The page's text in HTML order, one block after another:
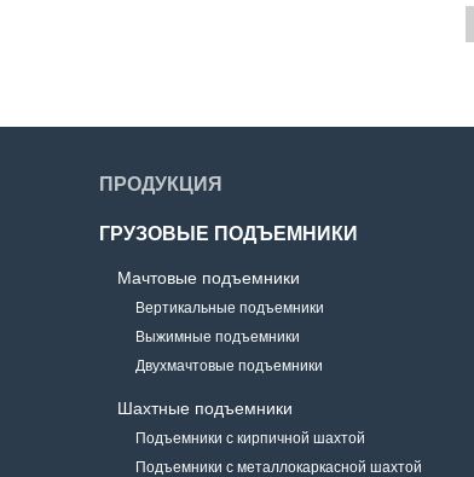
ПРОДУКЦИЯ
ГРУЗОВЫЕ ПОДЪЕМНИКИ
Мачтовые подъемники
Вертикальные подъемники
Выжимные подъемники
Двухмачтовые подъемники
Шахтные подъемники
Подъемники с кирпичной шахтой
Подъемники с металлокаркасной шахтой